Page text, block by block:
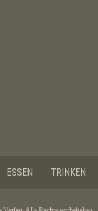
ESSEN TRINKEN